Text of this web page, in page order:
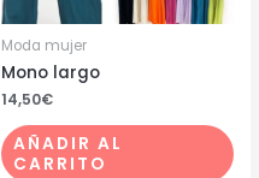
Moda mujer
Mono largo
14,50€
AÑADIR AL
CARRITO